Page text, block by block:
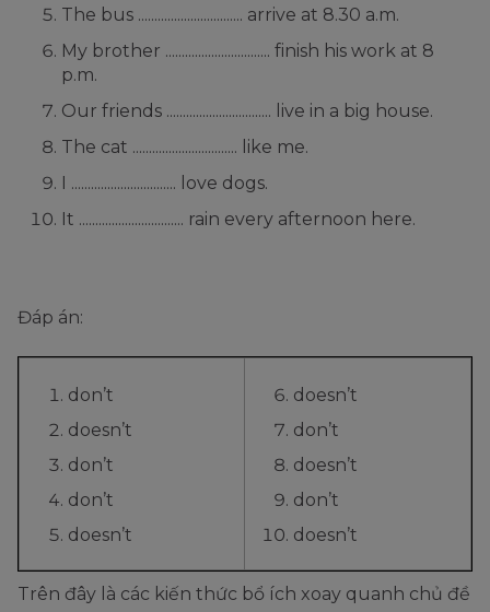
The bus ................................ arrive at 8.30 a.m.
My brother ................................ finish his work at 8
p.m.
Our friends ................................ live in a big house.
The cat ................................ like me.
I ................................ love dogs.
It ................................ rain every afternoon here.
Đáp án:
don’t
doesn’t
don’t
don’t
doesn’t
doesn’t
don’t
doesn’t
don’t
doesn’t
Trên đây là các kiến thức bổ ích xoay quanh chủ đề